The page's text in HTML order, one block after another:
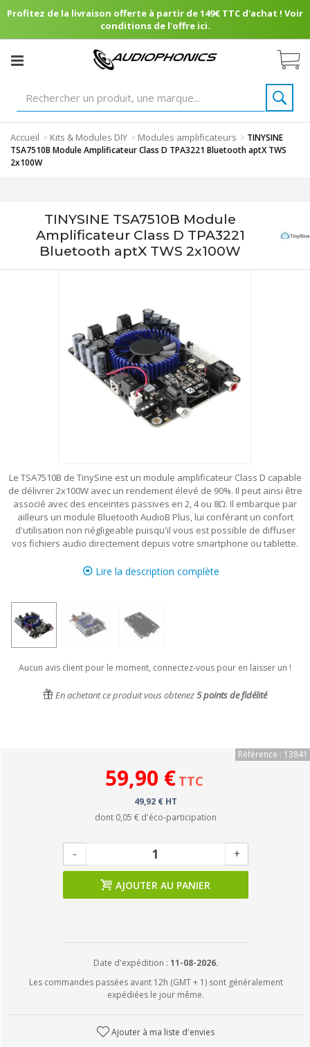
Profitez de la livraison offerte à partir de 149€ TTC d'achat ! Voir
conditions de l'offre ici.
Accueil > Kits & Modules DIY > Modules amplificateurs > TINYSINE
TSA7510B Module Amplificateur Class D TPA3221 Bluetooth aptX TWS
2x100W
TINYSINE TSA7510B Module
Amplificateur Class D TPA3221
Bluetooth aptX TWS 2x100W
Le TSA7510B de TinySine est un module amplificateur Class D capable
de délivrer 2x100W avec un rendement élevé de 90%. Il peut ainsi être
associé avec des enceintes passives en 2, 4 ou 8Ω. Il embarque par
ailleurs un module Bluetooth AudioB Plus, lui conférant un confort
d'utilisation non négligeable puisqu'il vous est possible de diffuser
vos fichiers audio directement depuis votre smartphone ou tablette.
Lire la description complète
Aucun avis client pour le moment, connectez-vous pour en laisser un !
En achetant ce produit vous obtenez5points de fidélité
Référence : 13841
59,90 € TTC
49,92 € HT
dont 0,05 € d'éco-participation
- +
AJOUTER AU PANIER
Date d'expédition : 11-08-2026.
Les commandes passées avant 12h (GMT + 1) sont généralement
expédiées le jour même.
Ajouter à ma liste d'envies